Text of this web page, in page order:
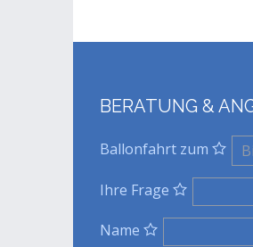
BERATUNG &
Ballonfahrt zum
Ihre Frage
Name